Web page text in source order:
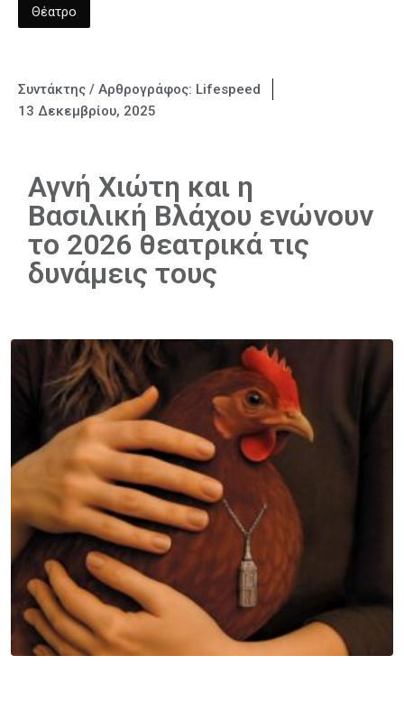
Θέατρο
Συντάκτης / Αρθρογράφος: Lifespeed
13 Δεκεμβρίου, 2025
Αγνή Χιώτη και η
Βασιλική Βλάχου ενώνουν
το 2026 θεατρικά τις
δυνάμεις τους